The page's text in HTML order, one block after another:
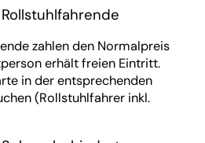
zahlen den Normalpreis
erhält freien Eintritt.
in der entsprechenden
(Rollstuhlfahrer inkl.